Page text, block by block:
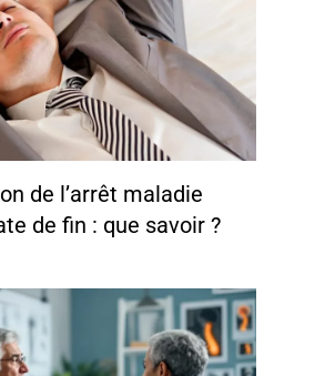
de l’arrêt maladie
de fin : que savoir ?